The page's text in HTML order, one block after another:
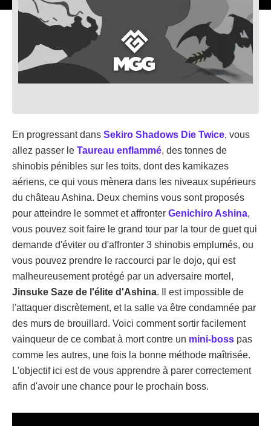
En progressant dans Sekiro Shadows Die Twice, vous
allez passer le Taureau enflammé, des tonnes de
shinobis pénibles sur les toits, dont des kamikazes
aériens, ce qui vous mènera dans les niveaux supérieurs
du château Ashina. Deux chemins vous sont proposés
pour atteindre le sommet et affronter Genichiro Ashina,
vous pouvez soit faire le grand tour par la tour de guet qui
demande d'éviter ou d'affronter 3 shinobis emplumés, ou
vous pouvez prendre le raccourci par le dojo, qui est
malheureusement protégé par un adversaire mortel,
Jinsuke Saze de l'élite d'Ashina. Il est impossible de
l'attaquer discrètement, et la salle va être condamnée par
des murs de brouillard. Voici comment sortir facilement
vainqueur de ce combat à mort contre un mini-boss pas
comme les autres, une fois la bonne méthode maîtrisée.
L'objectif ici est de vous apprendre à parer correctement
afin d'avoir une chance pour le prochain boss.